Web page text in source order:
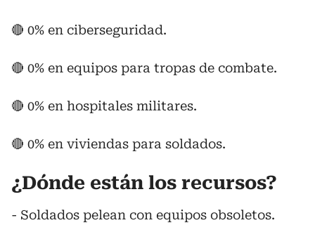
🔴 0% en ciberseguridad.
🔴 0% en equipos para tropas de combate.
🔴 0% en hospitales militares.
🔴 0% en viviendas para soldados.
¿Dónde están los recursos?
- Soldados pelean con equipos obsoletos.